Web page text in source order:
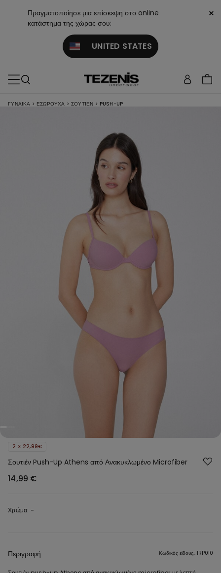
Πραγματοποίησε μια επίσκεψη στο online
κατάστημα της χώρας σου:
UNITED STATES
×
ΓΥΝΑΙΚΑ > ΕΣΏΡΟΥΧΑ > ΣΟΥΤΙΈΝ > PUSH-UP
2 X 22,99€
Σουτιέν Push-Up Athens από Ανακυκλωμένο Microfiber
14,99 €
Χρώμα: -
Περιγραφή Κωδικός είδους:: 1RP010